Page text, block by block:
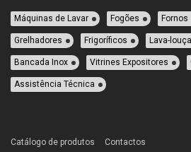
Máquinas de Lavar Fogões Fornos
Grelhadores Frigoríficos Lava-
Bancada Inox Vitrines Expositores
Assistência Técnica
Catálogo de produtos Contactos